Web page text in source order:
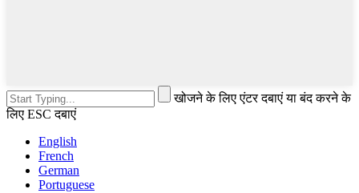
खोजने के लिए एंटर दबाएं या बंद करने के
लिए ESC दबाएं
English
French
German
Portuguese